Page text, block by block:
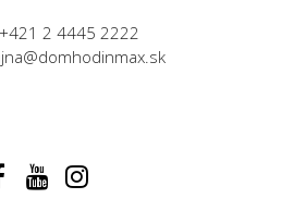
2 4445 2222